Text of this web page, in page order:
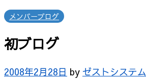
メンバーブログ
初ブログ
2008年2月28日 by ゼストシステム